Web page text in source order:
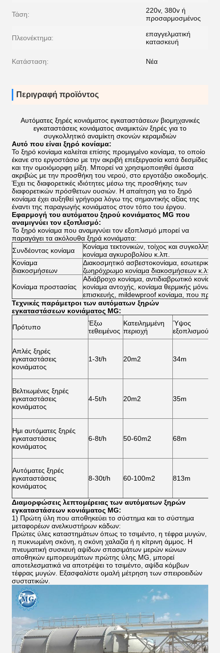
Τάση:
220v, 380v ή
προσαρμοσμένος
Πλεονέκτημα:
επαγγελματική
κατασκευή
Κατάσταση: Νέα
Περιγραφή προϊόντος
Αυτόματες ξηρές κονιάματος εγκαταστάσεων βιομηχανικές
εγκαταστάσεις κονιάματος αναμικτών ξηρές για το
συγκολλητικό αναμίκτη σκονών κεραμιδιών
Αυτό που είναι ξηρό κονίαμα:
Το ξηρό κονίαμα καλείται επίσης προμιγμένο κονίαμα, το οποίο
έκανε στο εργοστάσιο με την ακριβή επεξεργασία κατά δεσμίδες
και την ομοιόμορφη μίξη. Μπορεί να χρησιμοποιηθεί άμεσα
ακριβώς με την προσθήκη του νερού, στο εργοτάξιο οικοδομής.
Έχει τις διαφορετικές ιδιότητες μέσω της προσθήκης των
διαφορετικών πρόσθετων ουσιών. Η απαίτηση για το ξηρό
κονίαμα έχει αυξηθεί γρήγορα λόγω της σημαντικής αξίας της
έναντι της παραγωγής κονιάματος στον τόπο του έργου.
Εφαρμογή του αυτόματου ξηρού κονιάματος MG που
αναμιγνύει τον εξοπλισμό:
Το ξηρό κονίαμα που αναμιγνύει τον εξοπλισμό μπορεί να
παραγάγει τα ακόλουθα ξηρά κονιάματα:
Συνδέοντας κονίαμα
Κονίαμα τεκτονικών, τοίχος και
κονίαμα αγκυροβολίου κ.λπ.
Κονίαμα
διακοσμήσεων
Διακοσμητικό ασβεστοκονίαμα, εσωτερικό
ζωηρόχρωμο κονίαμα διακοσμήσεων κ.λπ.
Κονίαμα προστασίας
Αδιάβροχο κονίαμα, αντιδιαβρωτικό
κονίαμα αντοχής, κονίαμα θερμικής
επισκευής, mildewproof κονίαμα, που
Τεχνικές παράμετροι των αυτόματων ξηρών
εγκαταστάσεων κονιάματος MG:
Πρότυπο
Έξω
τεθειμένος
Κατειλημμένη
περιοχή
Ύψος
εξοπλισμού
Απλές ξηρές
εγκαταστάσεις
κονιάματος
1-3t/h 20m2 34m
Βελτιωμένες ξηρές
εγκαταστάσεις
κονιάματος
4-5t/h 20m2 35m
Ημι αυτόματες ξηρές
εγκαταστάσεις
κονιάματος
6-8t/h 50-60m2 68m
Αυτόματες ξηρές
εγκαταστάσεις
κονιάματος
8-30t/h 60-100m2 813m
Διαμορφώσεις λεπτομέρειας των αυτόματων ξηρών
εγκαταστάσεων κονιάματος MG:
1) Πρώτη ύλη που αποθηκεύει το σύστημα και το σύστημα
μεταφορέων ανελκυστήρων κάδων:
Πρώτες ύλες καταστημάτων όπως το τσιμέντο, η τέφρα μυγών,
η πυκνωμένη σκόνη, η σκόνη χαλαζία ή η κίτρινη άμμος. Η
πνευματική συσκευή αψίδων σπασιμάτων μερών κώνων
αποθηκών εμπορευμάτων πρώτης ύλης MG, μπορεί
αποτελεσματικά να αποτρέψει το τσιμέντο, αψίδα κόμβων
τέφρας μυγών. Εξασφαλίστε ομαλή μέτρηση των σπειροειδών
συστατικών.